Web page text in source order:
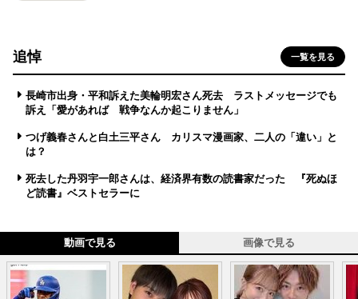
追悼 一覧を見る
長崎市出身・平和訴えた美輪明宏さん死去 ラストメッセージでも
訴え「愛があれば 戦争なんか起こりません」
つげ義春さんと白土三平さん カリスマ漫画家、二人の「違い」と
は？
死去した丹羽宇一郎さんは、経済界有数の読書家だった 『死ぬほ
ど読書』ベストセラーに
動画で見る 画像で見る